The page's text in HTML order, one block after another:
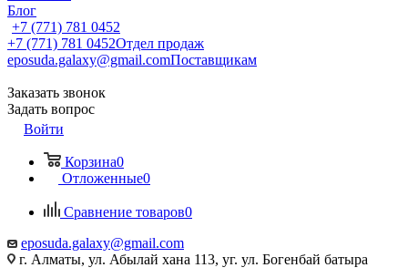
Блог
+7 (771) 781 0452
+7 (771) 781 0452Отдел продаж
eposuda.galaxy@gmail.comПоставщикам
Заказать звонок
Задать вопрос
Войти
Корзина0
Отложенные0
Сравнение товаров0
eposuda.galaxy@gmail.com
г. Алматы, ул. Абылай хана 113, уг. ул. Богенбай батыра